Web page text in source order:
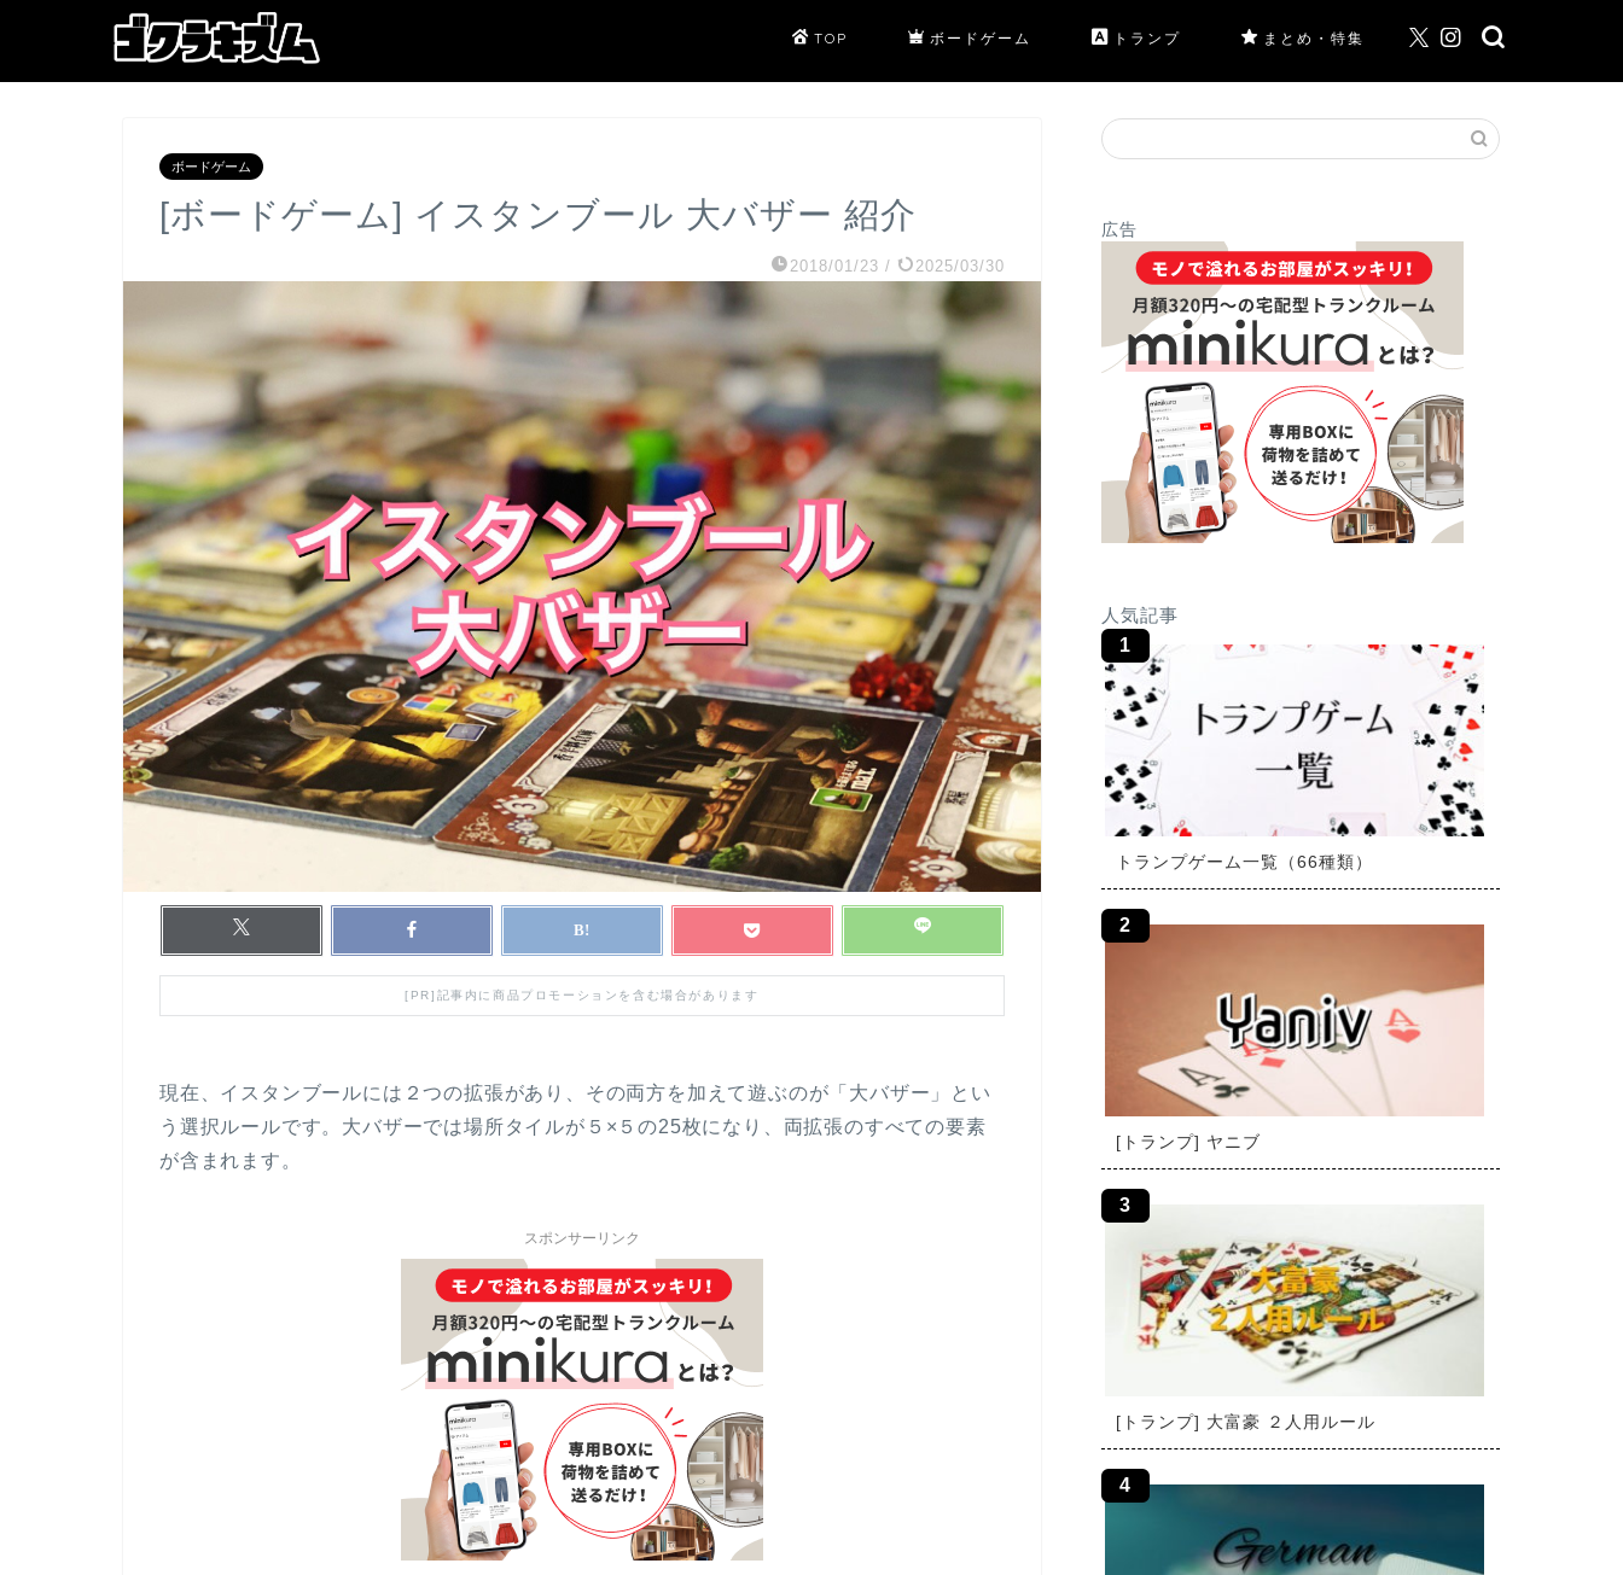
TOP ボードゲーム トランプ まとめ・特集
ボードゲーム
[ボードゲーム] イスタンブール 大バザー 紹介
2018/01/23 / 2025/03/30
[PR]記事内に商品プロモーションを含む場合があります
現在、イスタンブールには２つの拡張があり、その両方を加えて遊ぶのが「大バザー」とい
う選択ルールです。大バザーでは場所タイルが５×５の25枚になり、両拡張のすべての要素
が含まれます。
スポンサーリンク
広告
人気記事
トランプゲーム一覧（66種類）
[トランプ] ヤニブ
[トランプ] 大富豪 ２人用ルール